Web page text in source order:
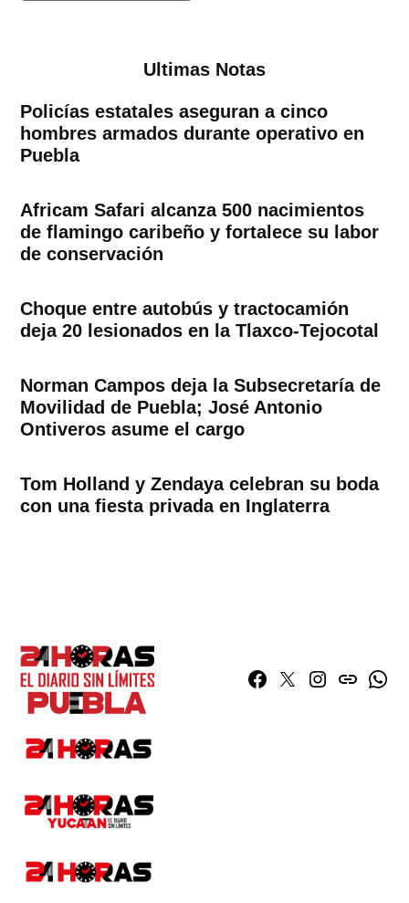
Ultimas Notas
Policías estatales aseguran a cinco
hombres armados durante operativo en
Puebla
Africam Safari alcanza 500 nacimientos
de flamingo caribeño y fortalece su labor
de conservación
Choque entre autobús y tractocamión
deja 20 lesionados en la Tlaxco-Tejocotal
Norman Campos deja la Subsecretaría de
Movilidad de Puebla; José Antonio
Ontiveros asume el cargo
Tom Holland y Zendaya celebran su boda
con una fiesta privada en Inglaterra
Facebook
TwitterInstagram
issuu